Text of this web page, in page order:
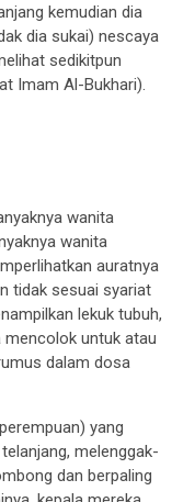
kemudian dia
dia sukai) nescaya
sedikitpun
Imam Al-Bukhari).
wanita
wanita
auratnya
tidak sesuai syariat
lekuk tubuh,
mencolok untuk atau
dalam dosa
yang
melenggak-
dan berpaling